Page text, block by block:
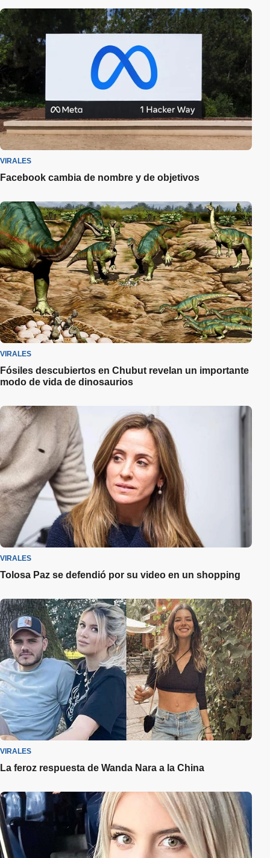
VIRALES
Facebook cambia de nombre y de objetivos
VIRALES
Fósiles descubiertos en Chubut revelan un importante
modo de vida de dinosaurios
VIRALES
Tolosa Paz se defendió por su video en un shopping
VIRALES
La feroz respuesta de Wanda Nara a la China